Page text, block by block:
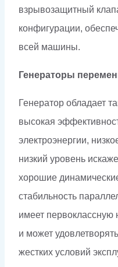
взрывозащитный
конфигурации,
всей машины.
Генераторы
Генератор обладает
высокая
электроэнергии,
низкий уровень
хорошие
стабильность
имеет первоклассную
и может
жестких условий